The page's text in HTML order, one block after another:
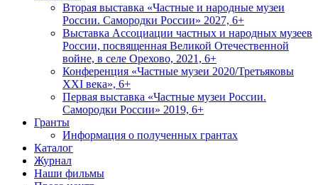
Вторая выставка «Частные и народные музеи
России. Самородки России» 2027, 6+
Выставка Ассоциации частных и народных музеев
России, посвященная Великой Отечественной
войне, в селе Орехово, 2021, 6+
Конференция «Частные музеи 2020/Третьяковы
XXI века», 6+
Первая выставка «Частные музеи России.
Самородки России» 2019, 6+
Гранты
Информация о полученных грантах
Каталог
Журнал
Наши фильмы